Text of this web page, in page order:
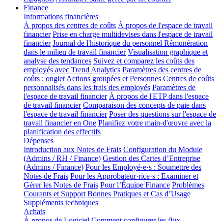
Finance
Informations financières
À propos des centres de coûts À propos de l'espace de travail
financier Prise en charge multidevises dans l'espace de travail
financier Journal de l'historique du personnel Rémunération
dans le milieu de travail financier Visualisation graphique et
analyse des tendances Suivez et comparez les coûts des
employés avec Trend Analytics Paramètres des centres de
coûts : onglet Actions groupées et Personnes Centres de coûts
personnalisés dans les frais des employés Paramètres de
l'espace de travail financier À propos de l'ETP dans l'espace
de travail financier Comparaison des concepts de paie dans
l'espace de travail financier Poser des questions sur l'espace de
travail financier en One Planifiez votre main-d'œuvre avec la
planification des effectifs
Dépenses
Introduction aux Notes de Frais Configuration du Module
(Admins / RH / Finance) Gestion des Cartes d’Entreprise
(Admins / Finance) Pour les Employé·e·s : Soumettre des
Notes de Frais Pour les Approbateur·rice·s : Examiner et
Gérer les Notes de Frais Pour l’Équipe Finance Problèmes
Courants et Support Bonnes Pratiques et Cas d’Usage
Suppléments techniques
Achats